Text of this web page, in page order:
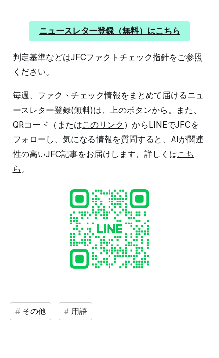
ニュースレター登録（無料）はこちら
判定基準などはJFCファクトチェック指針をご参照
ください。
毎週、ファクトチェック情報をまとめて届けるニュ
ースレター登録(無料)は、上のボタンから。また、
QRコード（またはこのリンク ）からLINEでJFCを
フォローし、気になる情報を質問すると、AIが関連
性の高いJFC記事をお届けします。詳しくはこち
ら 。
その他 用語